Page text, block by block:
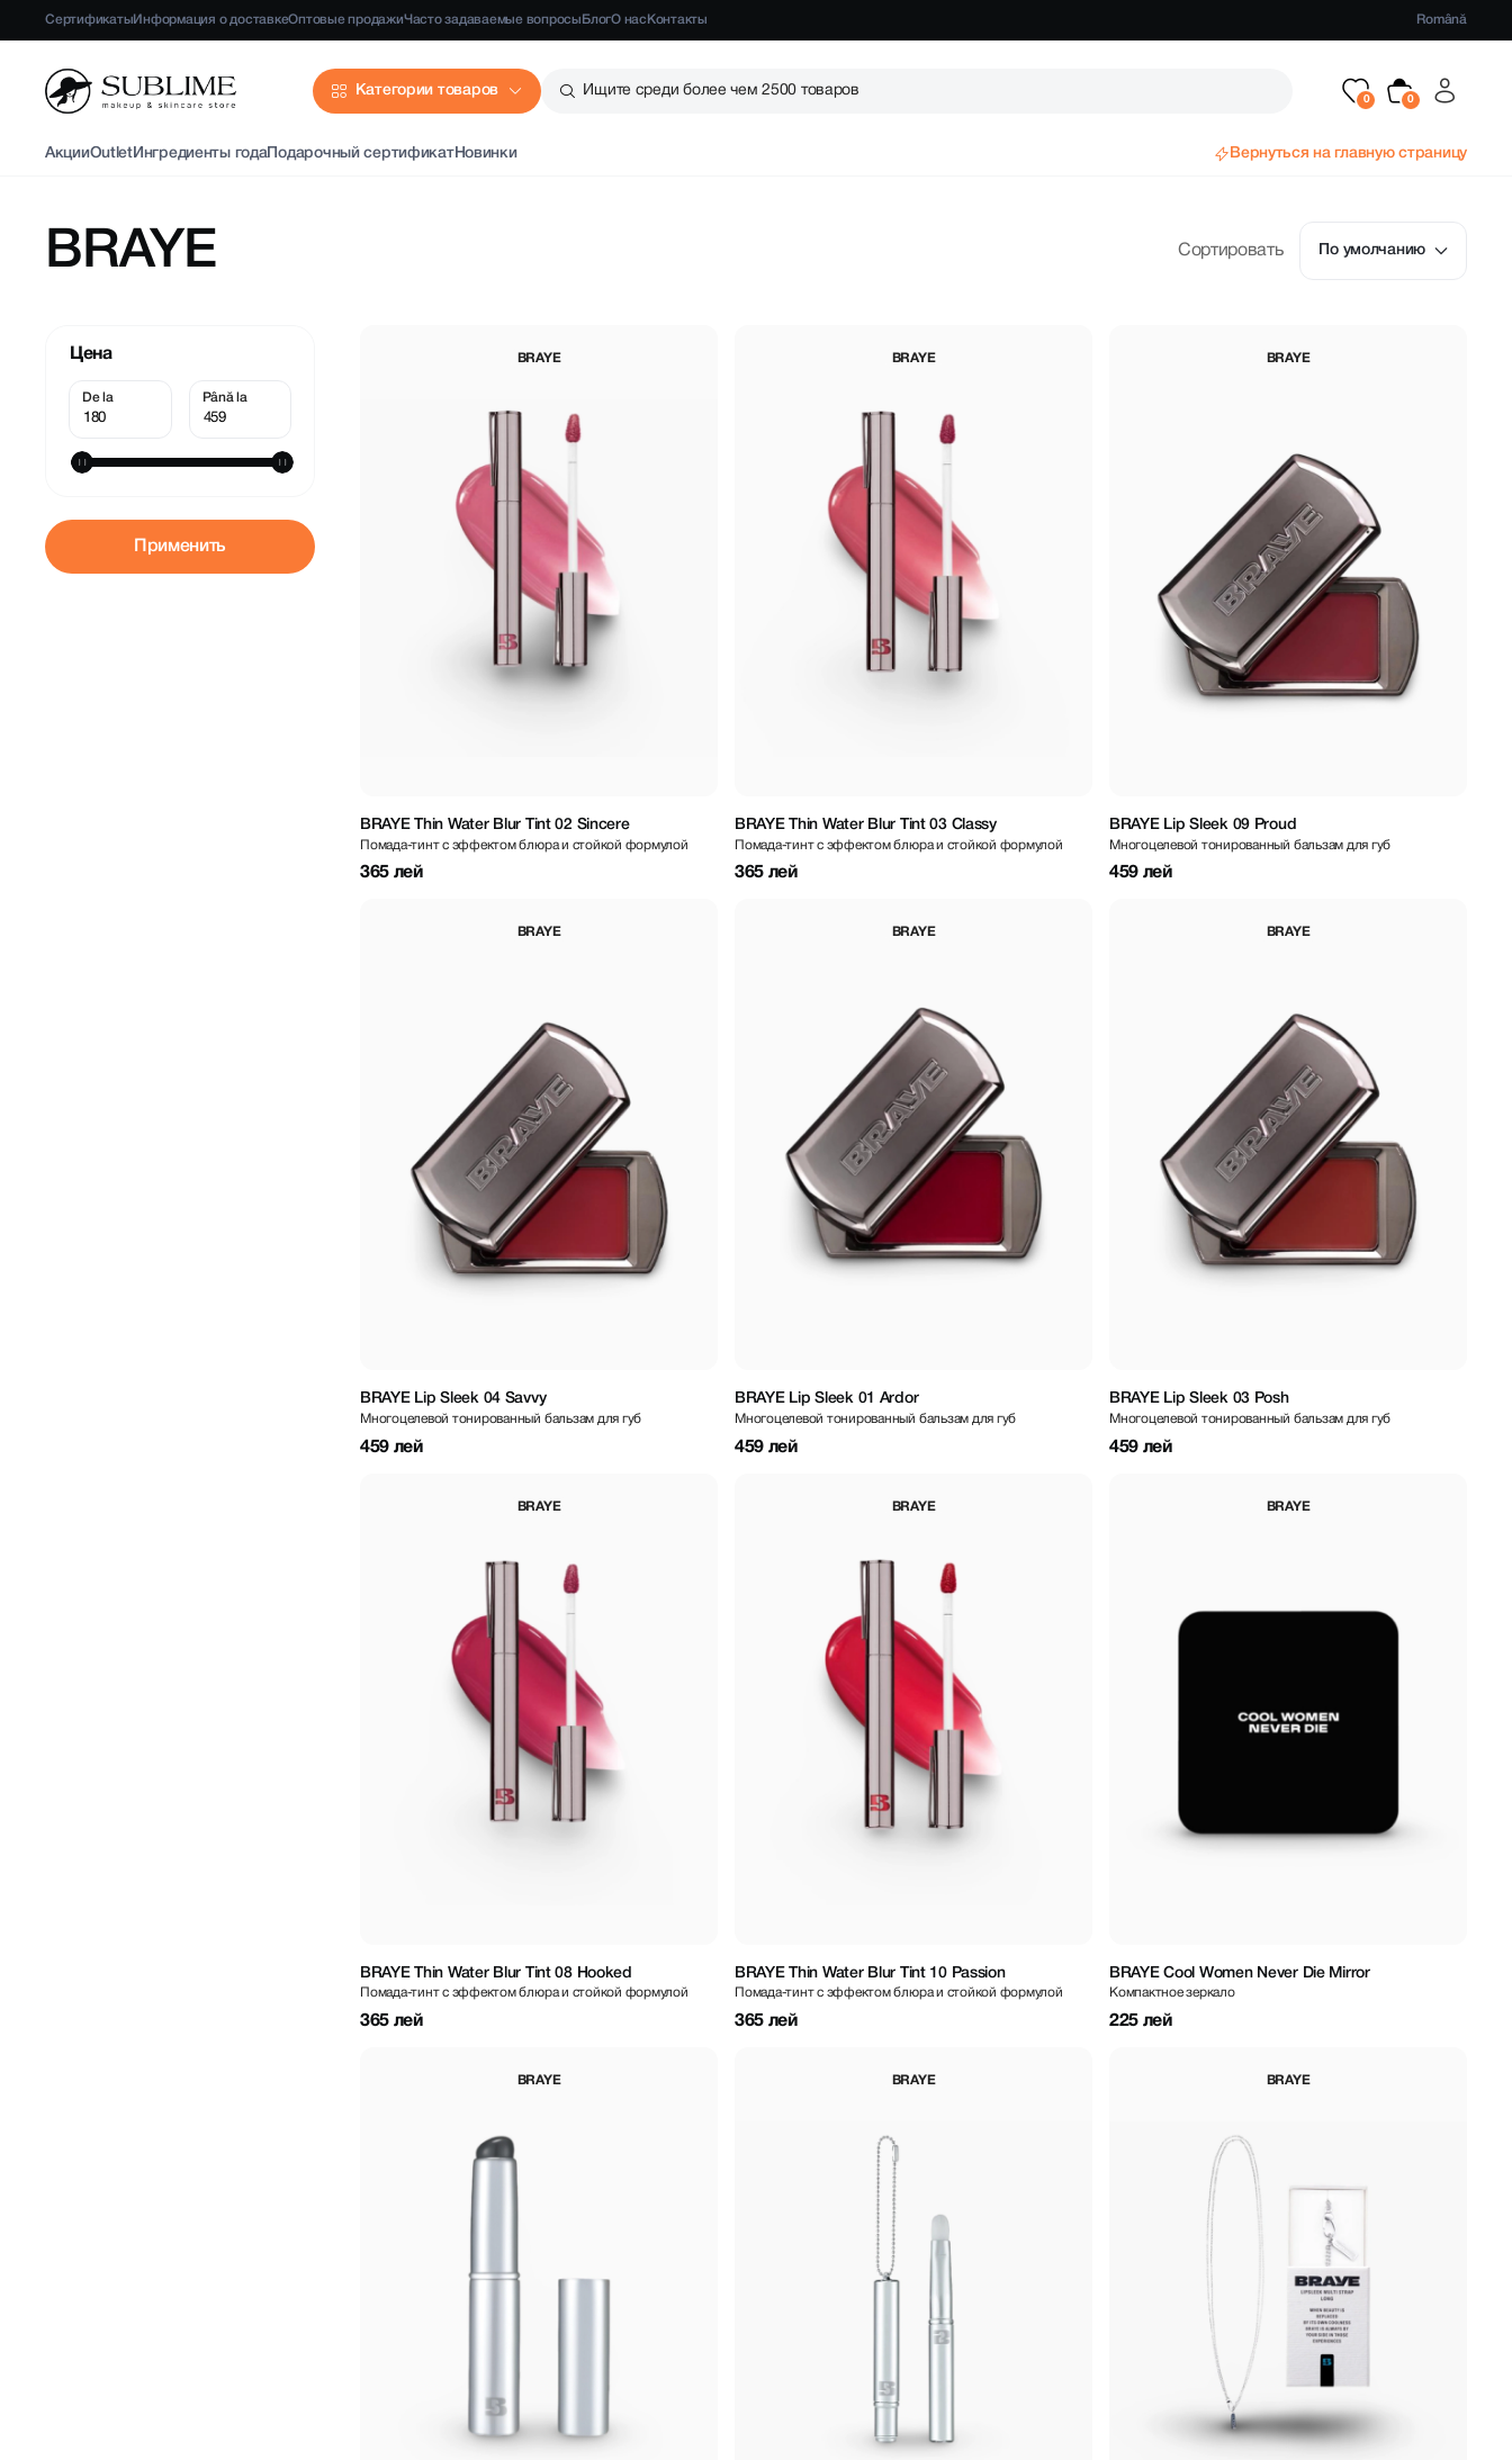
СертификатыИнформация о доставкеОптовые продажиЧасто задаваемые вопросы БлогО нас Контакты Română
Категории товаров Ищите среди более чем 2500 товаров
АкцииOutletИнгредиенты годаПодарочный сертификатНовинки Вернуться на главную страницу
BRAYE Сортировать По умолчанию
Цена
Применить
BRAYE
BRAYE Thin Water Blur Tint 02 Sincere
Помада-тинт с эффектом блюра и стойкой формулой
365 лей
BRAYE
BRAYE Thin Water Blur Tint 03 Classy
Помада-тинт с эффектом блюра и стойкой формулой
365 лей
BRAYE
BRAYE Lip Sleek 09 Proud
Многоцелевой тонированный бальзам для губ
459 лей
BRAYE
BRAYE Lip Sleek 04 Savvy
Многоцелевой тонированный бальзам для губ
459 лей
BRAYE
BRAYE Lip Sleek 01 Ardor
Многоцелевой тонированный бальзам для губ
459 лей
BRAYE
BRAYE Lip Sleek 03 Posh
Многоцелевой тонированный бальзам для губ
459 лей
BRAYE
BRAYE Thin Water Blur Tint 08 Hooked
Помада-тинт с эффектом блюра и стойкой формулой
365 лей
BRAYE
BRAYE Thin Water Blur Tint 10 Passion
Помада-тинт с эффектом блюра и стойкой формулой
365 лей
BRAYE
BRAYE Cool Women Never Die Mirror
Компактное зеркало
225 лей
BRAYE BRAYE BRAYE